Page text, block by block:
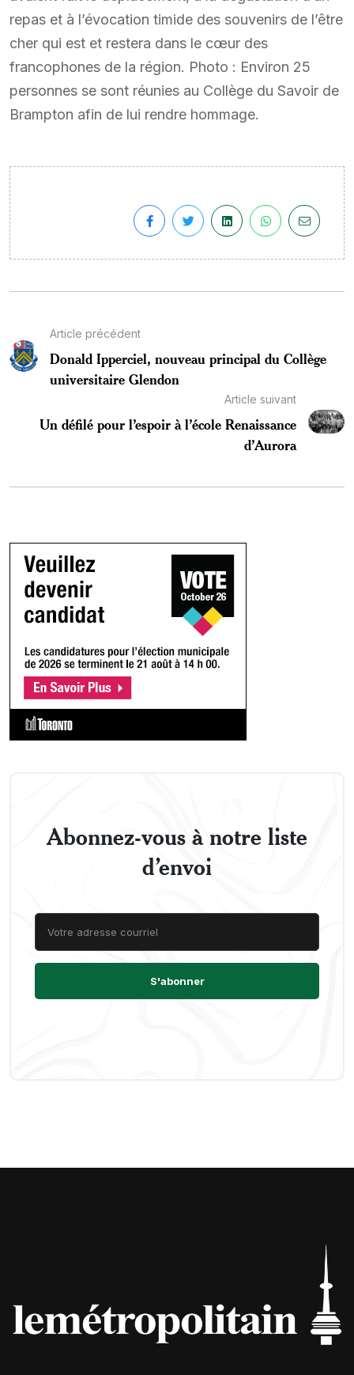
repas et à l’évocation timide des souvenirs de l’être
cher qui est et restera dans le cœur des
francophones de la région. Photo : Environ 25
personnes se sont réunies au Collège du Savoir de
Brampton afin de lui rendre hommage.
Article précédent
Donald Ipperciel, nouveau principal du Collège
universitaire Glendon
Article suivant
Un défilé pour l’espoir à l’école Renaissance
d’Aurora
Abonnez-vous à notre liste
d’envoi